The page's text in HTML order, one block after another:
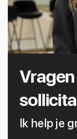
Ik help je